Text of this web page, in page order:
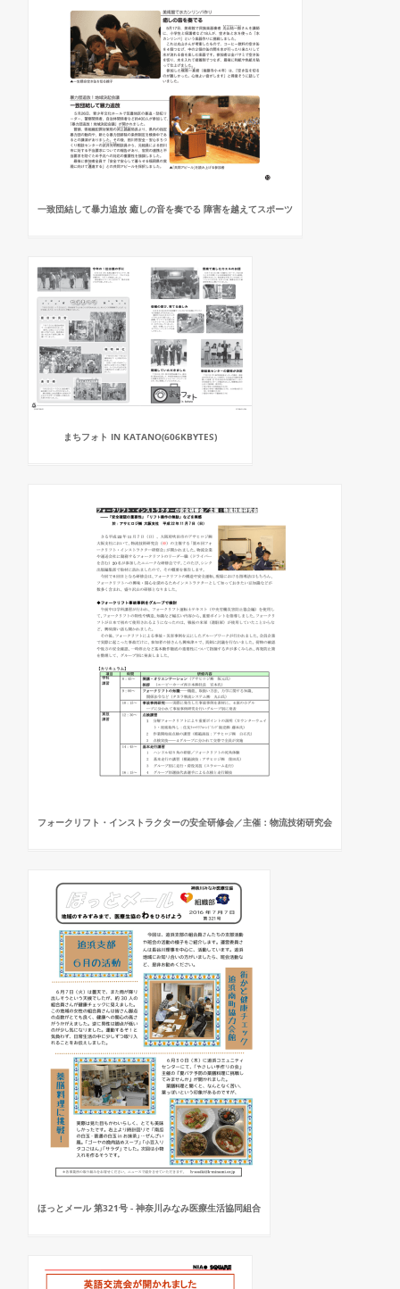
一致団結して暴力追放 癒しの音を奏でる 障害を越えてスポーツ
まちフォト IN KATANO(606KBYTES)
フォークリフト・インストラクターの安全研修会／主催：物流技術研究会
ほっとメール 第321号 - 神奈川みなみ医療生活協同組合